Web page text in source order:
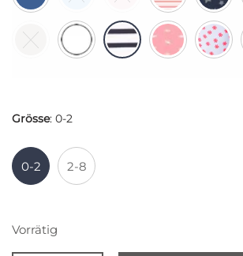
Grösse: 0-2
0-2 2-8
Vorrätig